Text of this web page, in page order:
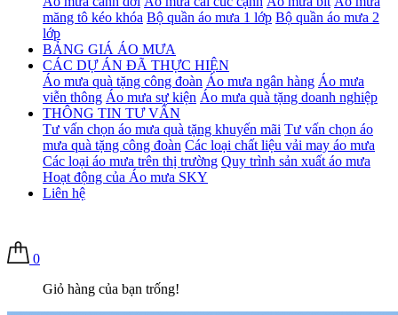
măng tô kéo khóa Bộ quần áo mưa 1 lớp Bộ quần áo mưa 2
lớp
BẢNG GIÁ ÁO MƯA
CÁC DỰ ÁN ĐÃ THỰC HIỆN
Áo mưa quà tặng công đoàn Áo mưa ngân hàng Áo mưa
viễn thông Áo mưa sự kiện Áo mưa quà tặng doanh nghiệp
THÔNG TIN TƯ VẤN
Tư vấn chọn áo mưa quà tặng khuyến mãi Tư vấn chọn áo
mưa quà tặng công đoàn Các loại chất liệu vải may áo mưa
Các loại áo mưa trên thị trường Quy trình sản xuất áo mưa
Hoạt động của Áo mưa SKY
Liên hệ
0
Giỏ hàng của bạn trống!